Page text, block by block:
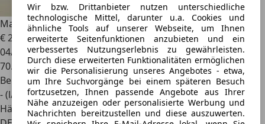
Wir bzw. Drittanbieter nutzen unterschiedliche
technologische Mittel, darunter u.a. Cookies und
ähnliche Tools auf unserer Webseite, um Ihnen
erweiterte Seitenfunktionen anzubieten und ein
verbessertes Nutzungserlebnis zu gewährleisten.
Durch diese erweiterten Funktionalitäten ermöglichen
wir die Personalisierung unseres Angebotes - etwa,
um Ihre Suchvorgänge bei einem späteren Besuch
fortzusetzen, Ihnen passende Angebote aus Ihrer
Nähe anzuzeigen oder personalisierte Werbung und
Nachrichten bereitzustellen und diese auszuwerten.
Maserati 4200Facelift Coupe Cambiocorsa
€ 22.500
04/2005
70.583 km
Benzin
- (l/100 km)
Händler